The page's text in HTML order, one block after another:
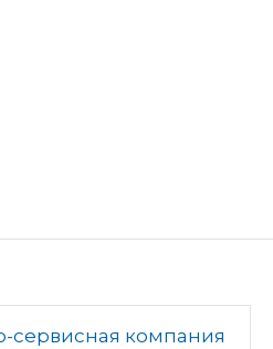
сервисная компания